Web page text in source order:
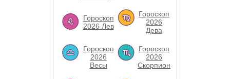
Гороскоп
2026 Лев
Гороскоп
2026
Дева
Гороскоп
2026
Весы
Гороскоп
2026
Скорпион